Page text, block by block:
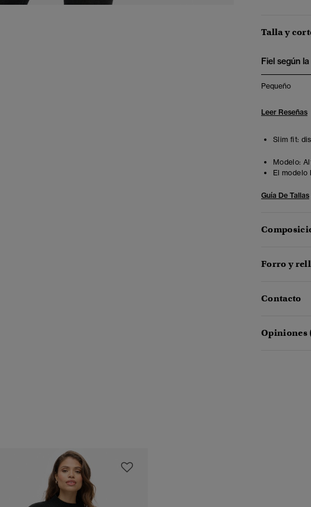
Talla y
Fiel según
Pequeño
Leer Reseñas
Slim fit:
Modelo:
El modelo
Guía De Tallas
Forro y
Contacto
Opiniones